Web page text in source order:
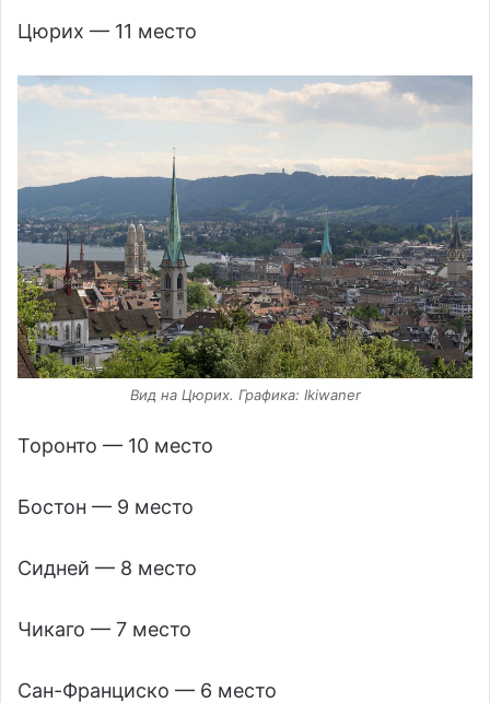
Цюрих — 11 место
Вид на Цюрих. Графика: Ikiwaner
Торонто — 10 место
Бостон — 9 место
Сидней — 8 место
Чикаго — 7 место
Сан-Франциско — 6 место